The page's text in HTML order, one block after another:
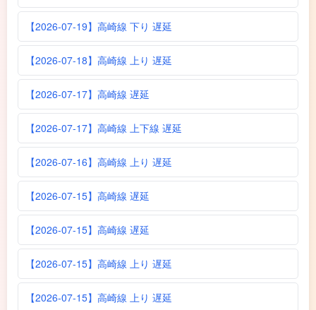
【2026-07-19】高崎線 下り 遅延
【2026-07-18】高崎線 上り 遅延
【2026-07-17】高崎線 遅延
【2026-07-17】高崎線 上下線 遅延
【2026-07-16】高崎線 上り 遅延
【2026-07-15】高崎線 遅延
【2026-07-15】高崎線 遅延
【2026-07-15】高崎線 上り 遅延
【2026-07-15】高崎線 上り 遅延